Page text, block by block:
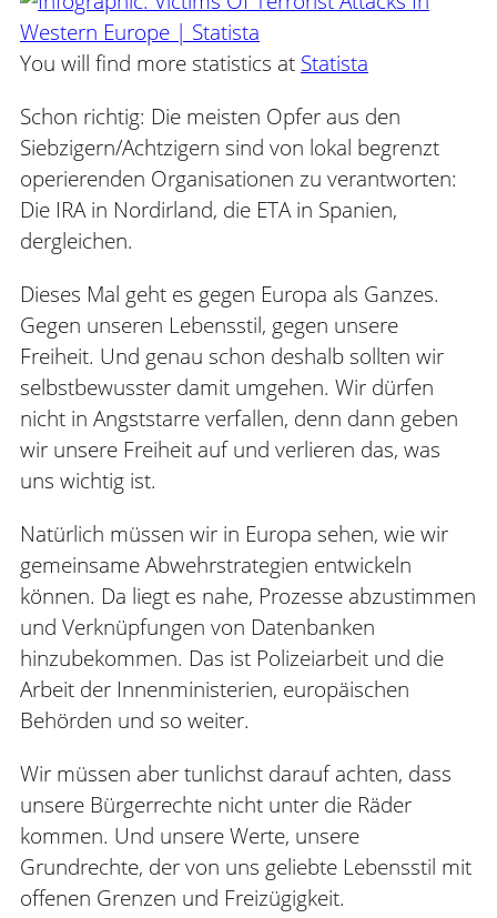
You will find more statistics at Statista
Schon richtig: Die meisten Opfer aus den
Siebzigern/Achtzigern sind von lokal begrenzt
operierenden Organisationen zu verantworten:
Die IRA in Nordirland, die ETA in Spanien,
dergleichen.
Dieses Mal geht es gegen Europa als Ganzes.
Gegen unseren Lebensstil, gegen unsere
Freiheit. Und genau schon deshalb sollten wir
selbstbewusster damit umgehen. Wir dürfen
nicht in Angststarre verfallen, denn dann geben
wir unsere Freiheit auf und verlieren das, was
uns wichtig ist.
Natürlich müssen wir in Europa sehen, wie wir
gemeinsame Abwehrstrategien entwickeln
können. Da liegt es nahe, Prozesse abzustimmen
und Verknüpfungen von Datenbanken
hinzubekommen. Das ist Polizeiarbeit und die
Arbeit der Innenministerien, europäischen
Behörden und so weiter.
Wir müssen aber tunlichst darauf achten, dass
unsere Bürgerrechte nicht unter die Räder
kommen. Und unsere Werte, unsere
Grundrechte, der von uns geliebte Lebensstil mit
offenen Grenzen und Freizügigkeit.